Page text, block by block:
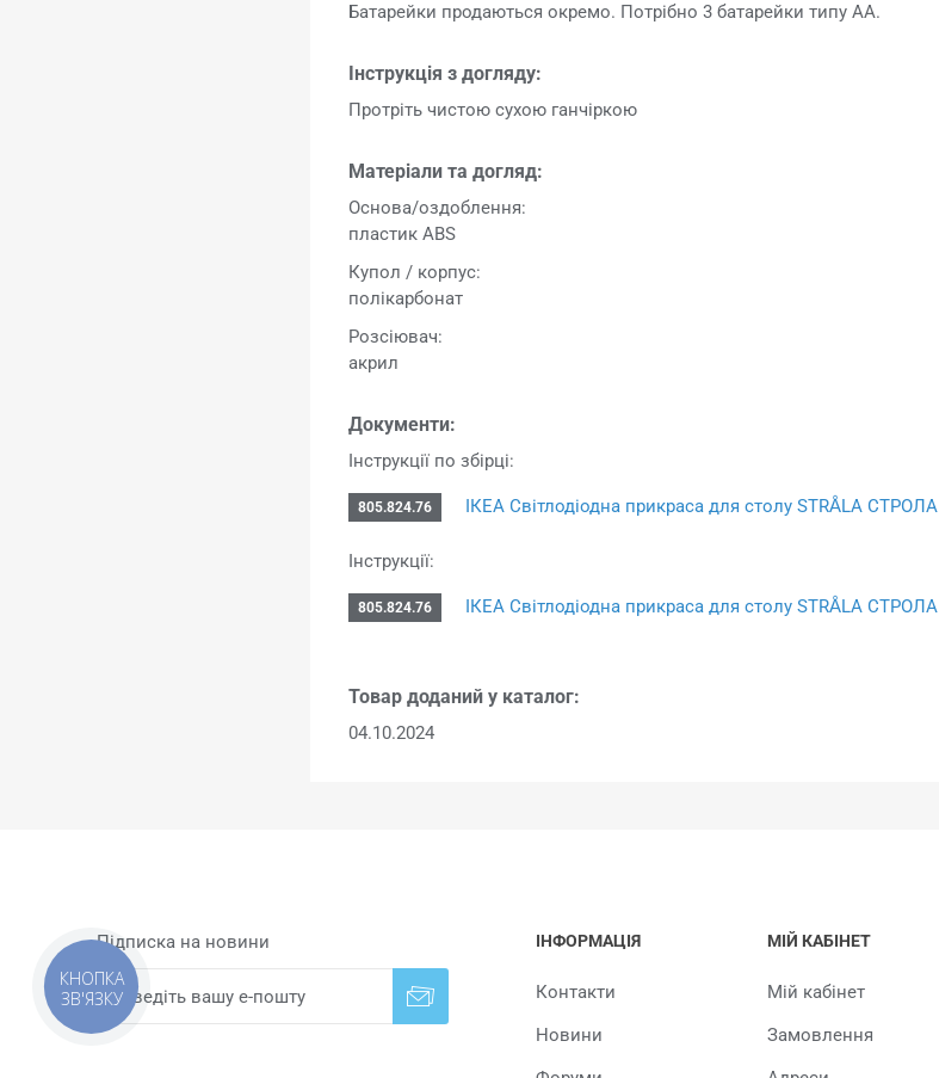
Батарейки продаються окремо. Потрібно 3 батарейки типу АА.
Інструкція з догляду:
Протріть чистою сухою ганчіркою
Матеріали та догляд:
Основа/оздоблення:
пластик ABS
Купол / корпус:
полікарбонат
Розсіювач:
акрил
Документи:
Інструкції по збірці:
805.824.76 ІКЕА Світлодіодна прикраса для столу STRÅLA СТРОЛА
Інструкції:
805.824.76 ІКЕА Світлодіодна прикраса для столу STRÅLA СТРОЛА
Товар доданий у каталог:
04.10.2024
Підписка на новини ІНФОРМАЦІЯ
Контакти
Новини
МІЙ КАБІНЕТ
Мій кабінет
Замовлення
КНОПКА
ЗВ'ЯЗКУ